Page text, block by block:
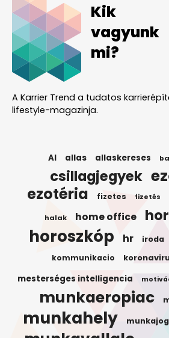
Kik
vagyunk
mi?
A Karrier Trend a tudatos
lifestyle-magazinja.
AI allas allaskereses
csillagjegyek
ezotéria fizetes fizetés
halak home office
horoszkóp hr iroda
kommunikacio
mesterséges intelligencia
munkaeropiac
munkahely munkajog